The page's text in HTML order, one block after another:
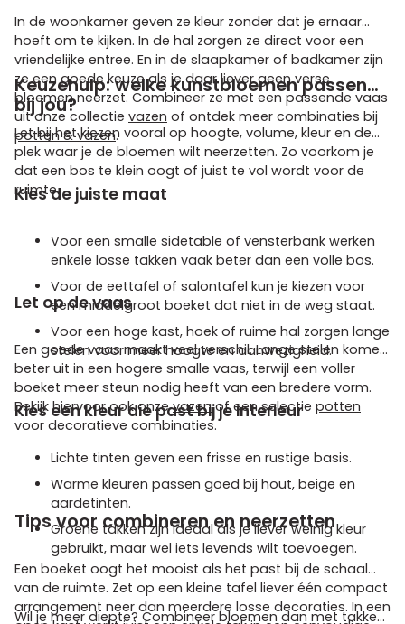
In de woonkamer geven ze kleur zonder dat je ernaar
hoeft om te kijken. In de hal zorgen ze direct voor een
vriendelijke entree. En in de slaapkamer of badkamer zijn
ze een goede keuze als je daar liever geen verse
bloemen neerzet. Combineer ze met een passende vaas
uit onze collectie vazen of ontdek meer combinaties bij
potten & vazen.
Keuzehulp: welke kunstbloemen passen
bij jou?
Let bij het kiezen vooral op hoogte, volume, kleur en de
plek waar je de bloemen wilt neerzetten. Zo voorkom je
dat een bos te klein oogt of juist te vol wordt voor de
ruimte.
Kies de juiste maat
Voor een smalle sidetable of vensterbank werken
enkele losse takken vaak beter dan een volle bos.
Voor de eettafel of salontafel kun je kiezen voor
een middelgroot boeket dat niet in de weg staat.
Voor een hoge kast, hoek of ruime hal zorgen lange
stelen voor meer hoogte en aanwezigheid.
Let op de vaas
Een goede vaas maakt veel verschil. Lange stelen komen
beter uit in een hogere smalle vaas, terwijl een voller
boeket meer steun nodig heeft van een bredere vorm.
Bekijk hiervoor ook onzevazenof een selectie potten
voor decoratieve combinaties.
Kies een kleur die past bij je interieur
Lichte tinten geven een frisse en rustige basis.
Warme kleuren passen goed bij hout, beige en
aardetinten.
Groene takken zijn ideaal als je liever weinig kleur
gebruikt, maar wel iets levends wilt toevoegen.
Tips voor combineren en neerzetten
Een boeket oogt het mooist als het past bij de schaal
van de ruimte. Zet op een kleine tafel liever één compact
arrangement neer dan meerdere losse decoraties. In een
Wil je meer diepte? Combineer bloemen dan met takken